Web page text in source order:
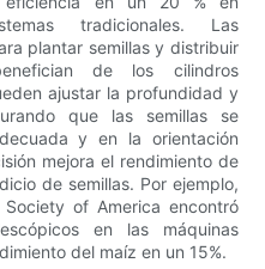
tradicionales. Las
plantar semillas y distribuir
de los cilindros
ajustar la profundidad y
que las semillas se
y en la orientación
mejora el rendimiento de
de semillas. Por ejemplo,
of America encontró
en las máquinas
del maíz en un 15%.